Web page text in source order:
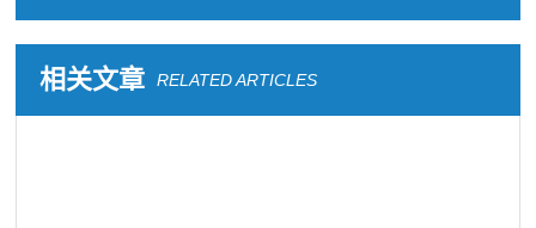
相关文章 RELATED ARTICLES